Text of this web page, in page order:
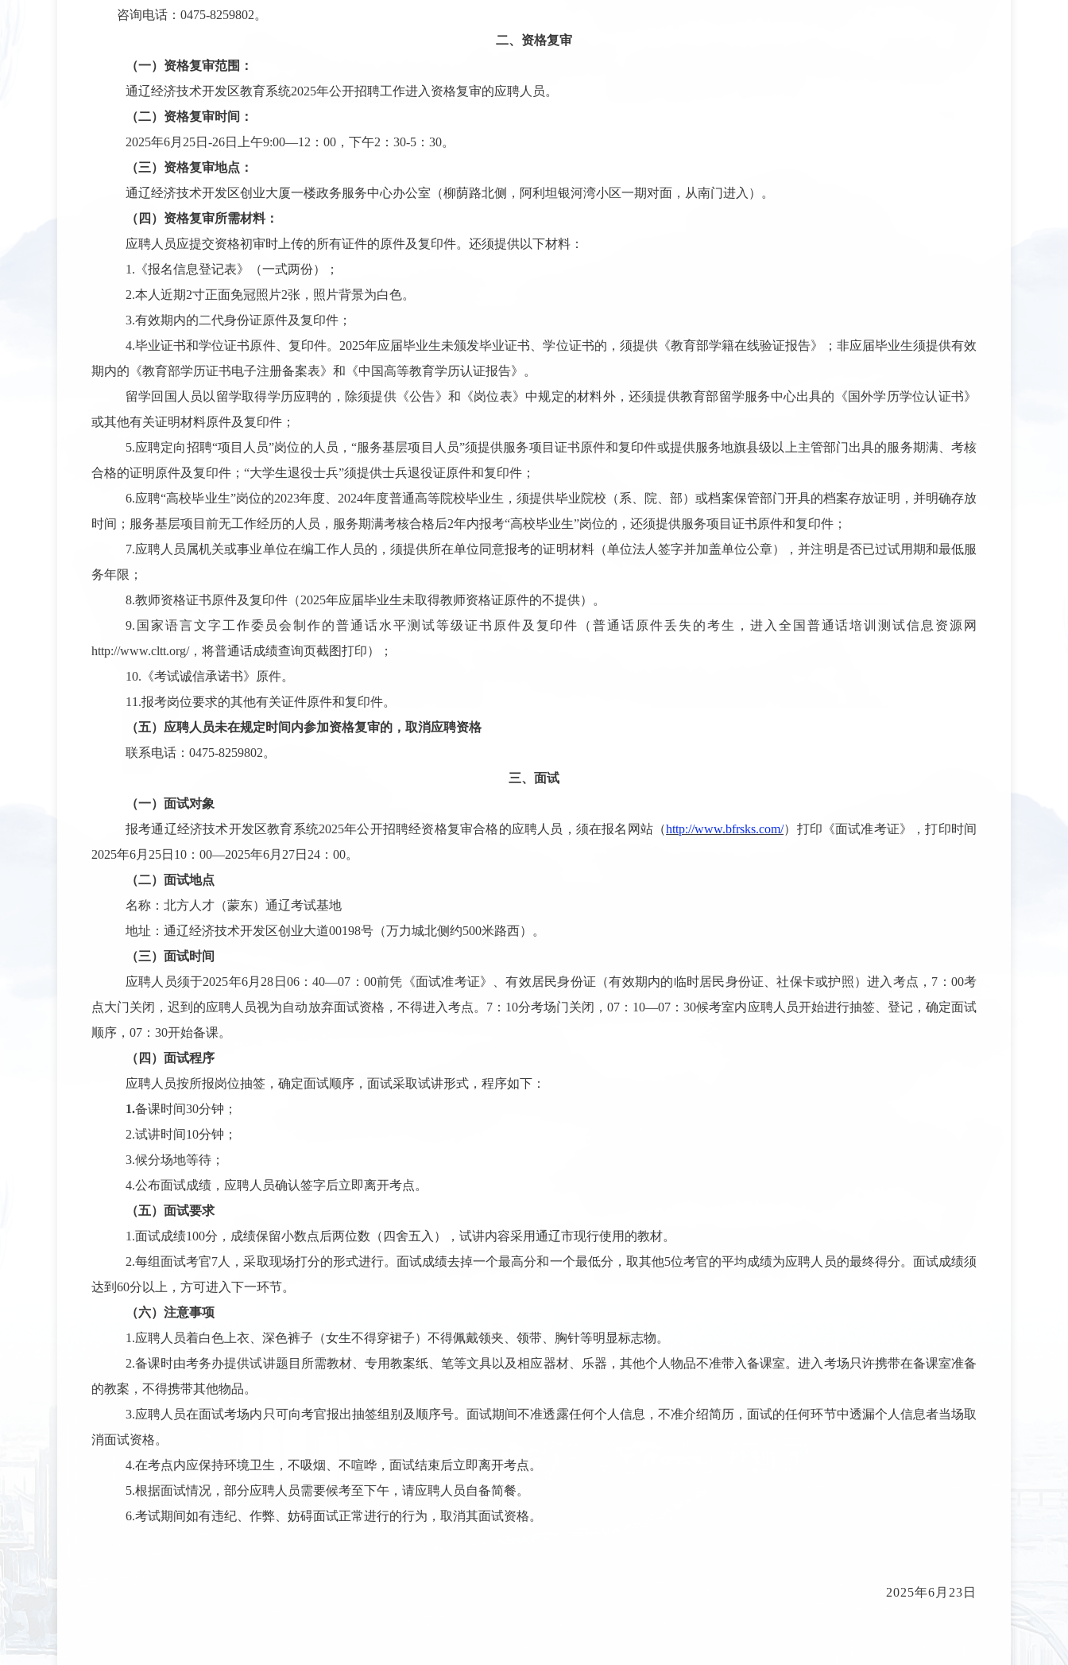
咨询电话： 0475-8259802。
二、资格复审
（一） 资格复审范围：
通辽经济技术开发区教育系统2025年公开招聘工作进入资格复审的应聘人员。
（二） 资格复审时间：
2025年6月 25日-26日 上午9:00—12：00 ， 下午2：30-5：30。
（三） 资格复审地点：
通辽经济技术开发区创业大厦一楼政务服务中心办公室（柳荫路北侧，阿利坦银河湾小区一期对面，从南门进入）
。
（ 四） 资格复审所需材料：
应聘人员应提交资格初审时上传的所有证件的原件及复印件。还须提供以下材料：
1.《报名信息登记表》（一式两份）；
2.本人近期2寸正面免冠照片2张，照片背景为白色。
3.有效期内的二代身份证原件及复印件 ；
4.毕业证书和学位证书原件、复印件。 2025年应届毕业生未颁发毕业证书、学位证书的，须提供《教育部学籍在线验证报告》
；非应届毕业生须提供有效
期内的 《教育部学历证书电子注册备案表》 和 《中国高等教育学历认证报告》
。
留学回国人员以留学取得学历应聘的，除须提供《公告》和《岗位表》中规定的材料外，还须提供教育部留学服务中心出具的《国外学历学位认证书》
或其他有关证明材料原件及复印件；
5.应聘定向招聘“项目人员”岗位的人员，“服务基层项目人员”须提供服务项目证书原件和复印件或提供服务地旗县级以上主管部门出具的服务期满、考核
合格的证明 原件及复印件； “大学生退役士兵”须提供士兵退役证原件和复印件；
6.应聘“高校毕业生”岗位的2023年度、 2024年度普通高等院校毕业生，须提供毕业院校（系、院、部）或档案保管部门开具的档案存放证明，并明确存放
时间； 服务基层项目前无工作经历的人员，服务期满考核合格后2年内报考“高校毕业生”岗位的，还须提供服务项目证书原件和复印件；
7.应聘人员属机关或事业单位在编工作人员的，须提供所在单位同意报考的证明材料（单位法人签字并加盖单位公章） ，并注明是否已过试用期和最低服
务年限 ；
8.教师资格证书原件及复印件 （2025年应届毕业生未取得教师资格证原件的不提供）
。
9.国家语言文字工作委员会制作的普通话水平测试等级证书原件及复印件（普通话原件丢失的考生，进入全国普通话培训测试信息资源网
http://www.cltt.org/，将普通话成绩查询页截图打印）；
10.《考试诚信承诺书》原件。
1 1.报考岗位要求的其他有关证件原件和复印件。
（五） 应聘人员未在规定时间内参加资格复审的，取消应聘资格
联系电话： 0475-8259802。
三、面试
（一） 面试对象
报考通辽经济技术开发区教育系统2025年公开招聘经资格复审合格的应聘人员，须在报名网站（http://www.bfrsks.com/） 打印《面试准考证》，打印时间
2025年6月 25日 10 ： 00—2025年6月 27日 24 ： 00。
（二） 面试地点
名称：北方人才（蒙东）通辽考试基地
地址：通辽经济技术开发区创业大道00198号（万力城北侧约500米路西）。
（三） 面试时间
应聘人员须于2025年6月 28 日 06：40—07 ： 00前凭《面试准考证》、有效居民身份证（有效期内的临时居民身份证、社保卡或护照）进入考点， 7 ： 00考
点大门关闭，迟到的应聘人员视为自动放弃面试资格，不得进入考点。 7： 10分考场门关闭，07 ： 10—07 ：30候考室内应聘人员开始进行抽签、登记，确定面试
顺序， 07 ： 30开始备课。
（ 四） 面试程序
应聘人员按所报岗位抽签，确定面试顺序，面试采取试讲形式，程序如下：
1.备课时间30分钟；
2.试讲时间10分钟；
3.候分场地等待；
4.公布面试成绩，应聘人员确认签字后立即离开考点。
（五） 面试要求
1 .面试成绩100分， 成绩保留小数点后两位数（四舍五入） ， 试讲内容采用通辽市现行使用的教材。
2.每组面试考官7 人，采取现场打分的形式进行。面试成绩去掉一个最高分和一个最低分，取其他5位考官的平均成绩为应聘人员的最终得分。面试成绩须
达到 60分以上，方可进入下一环节。
（六） 注意事项
1 .应聘人员着白色上衣、深色裤子（女生不得穿裙子）不得佩戴领夹、领带、胸针等明显标志物。
2.备课时由考务办提供试讲题目所需教材、专用教案纸、笔等文具以及相应器材、乐器 ，其他个人物品不准带入备课室。进入考场只许携带在备课室准备
的教案，不得携带其他物品。
3.应聘人员在面试考场内只可向考官报出抽签组别及顺序号。面试期间不准透露任何个人信息，不准介绍简历，面试的任何环节中透漏个人信息者当场取
消面试资格。
4.在考点内应保持环境卫生，不吸烟、不喧哗，面试结束后立即离开考点。
5.根据面试情况，部分应聘人员需要候考至下午， 请应聘人员自备简餐。
6.考试期间如有违纪、作弊、妨碍面试正常进行的行为，取消其面试资格。
2025年6月23日